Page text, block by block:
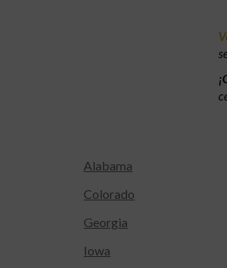
Alabama
Colorado
Georgia
Iowa